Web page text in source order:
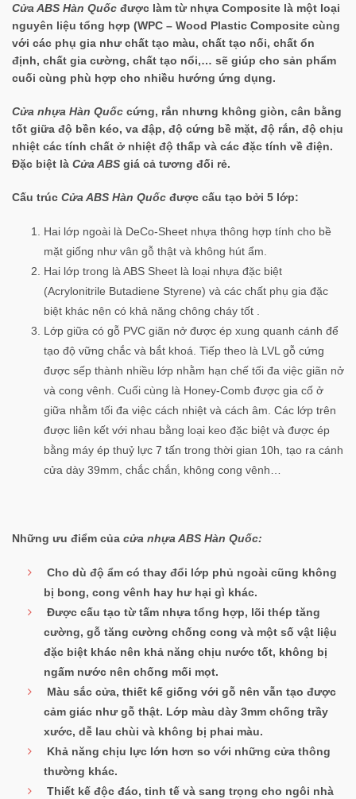
Cửa ABS Hàn Quốc được làm từ nhựa Composite là một loại
nguyên liệu tổng hợp (WPC – Wood Plastic Composite cùng
với các phụ gia như chất tạo màu, chất tạo nối, chất ổn
định, chất gia cường, chất tạo nổi,… sẽ giúp cho sản phẩm
cuối cùng phù hợp cho nhiều hướng ứng dụng.
Cửa nhựa Hàn Quốc cứng, rắn nhưng không giòn, cân bằng
tốt giữa độ bền kéo, va đập, độ cứng bề mặt, độ rắn, độ chịu
nhiệt các tính chất ở nhiệt độ thấp và các đặc tính về điện.
Đặc biệt là Cửa ABS giá cả tương đối rẻ.
Cấu trúc Cửa ABS Hàn Quốc được cấu tạo bởi 5 lớp:
Hai lớp ngoài là DeCo-Sheet nhựa thông hợp tính cho bề
mặt giống như vân gỗ thật và không hút ẩm.
Hai lớp trong là ABS Sheet là loại nhựa đặc biệt
(Acrylonitrile Butadiene Styrene) và các chất phụ gia đặc
biệt khác nên có khả năng chông cháy tốt .
Lớp giữa có gỗ PVC giãn nở được ép xung quanh cánh để
tạo độ vững chắc và bắt khoá. Tiếp theo là LVL gỗ cứng
được sếp thành nhiều lớp nhằm hạn chế tối đa việc giãn nở
và cong vênh. Cuối cùng là Honey-Comb được gia cố ở
giữa nhằm tối đa việc cách nhiệt và cách âm. Các lớp trên
được liên kết với nhau bằng loại keo đặc biệt và được ép
bằng máy ép thuỷ lực 7 tấn trong thời gian 10h, tạo ra cánh
cửa dày 39mm, chắc chắn, không cong vênh…
Những ưu điểm của cửa nhựa ABS Hàn Quốc:
Cho dù độ ẩm có thay đổi lớp phủ ngoài cũng không
bị bong, cong vênh hay hư hại gì khác.
Được cấu tạo từ tấm nhựa tổng hợp, lõi thép tăng
cường, gỗ tăng cường chống cong và một số vật liệu
đặc biệt khác nên khả năng chịu nước tốt, không bị
ngấm nước nên chống mối mọt.
Màu sắc cửa, thiết kế giống với gỗ nên vẫn tạo được
cảm giác như gỗ thật. Lớp màu dày 3mm chống trầy
xước, dễ lau chùi và không bị phai màu.
Khả năng chịu lực lớn hơn so với những cửa thông
thường khác.
Thiết kế độc đáo, tinh tế và sang trọng cho ngôi nhà